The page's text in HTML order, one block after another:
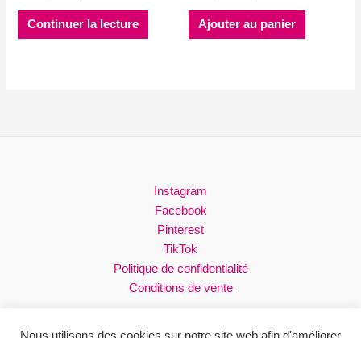
initial actuel
Continuer la lecture
initial actuel
est :
Ajouter au panier
Instagram
Facebook
Pinterest
TikTok
Politique de confidentialité
Conditions de vente